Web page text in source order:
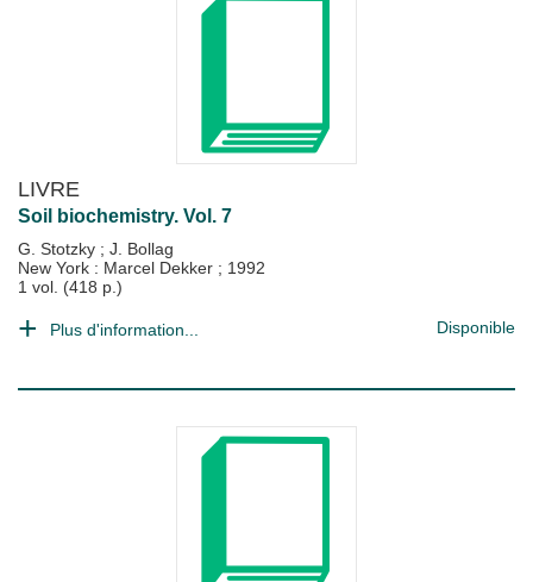
LIVRE
Soil biochemistry. Vol. 7
G. Stotzky ; J. Bollag
New York : Marcel Dekker ; 1992
1 vol. (418 p.)
Plus d'information... Disponible